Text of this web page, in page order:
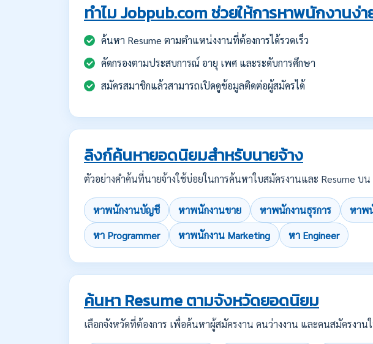
ทำไม Jobpub.com ช่วยให้การหาพนักงานง่
ค้นหา Resume ตามตำแหน่งงานที่ต้องการได้รวดเร็ว
คัดกรองตามประสบการณ์ อายุ เพศ และระดับการศึกษา
สมัครสมาชิกแล้วสามารถเปิดดูข้อมูลติดต่อผู้สมัครได้
ลิงก์ค้นหายอดนิยมสำหรับนายจ้าง
ตัวอย่างคำค้นที่นายจ้างใช้บ่อยในการค้นหาใบสมัครงานและ Resume บน
หาพนักงานบัญชี หาพนักงานขาย หาพนักงานธุรการ หาพ
หา Programmer
หาพนักงาน Marketing หา Engineer
ค้นหา Resume ตามจังหวัดยอดนิยม
เลือกจังหวัดที่ต้องการ เพื่อค้นหาผู้สมัครงาน คนว่างงาน และคนสมัครง